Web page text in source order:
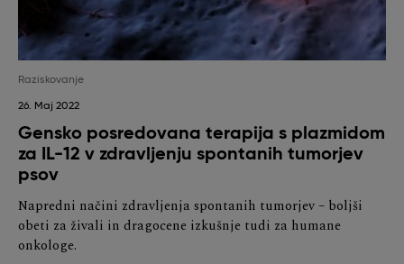
Raziskovanje
26. Maj 2022
Gensko posredovana terapija s plazmidom
za IL-12 v zdravljenju spontanih tumorjev
psov
Napredni načini zdravljenja spontanih tumorjev – boljši
obeti za živali in dragocene izkušnje tudi za humane
onkologe.